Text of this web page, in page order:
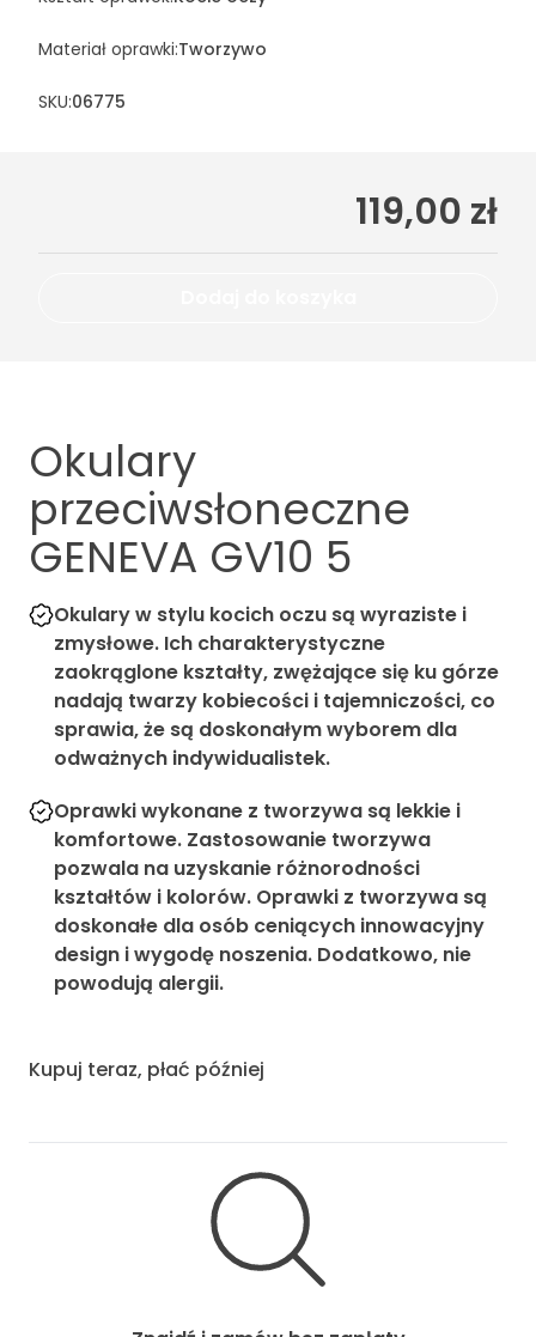
Materiał oprawki:Tworzywo
SKU:06775
119,00 zł
Okulary
przeciwsłoneczne
GENEVA GV10 5
Okulary w stylu kocich oczu są wyraziste i
zmysłowe. Ich charakterystyczne
zaokrąglone kształty, zwężające się ku górze
nadają twarzy kobiecości i tajemniczości, co
sprawia, że są doskonałym wyborem dla
odważnych indywidualistek.
Oprawki wykonane z tworzywa są lekkie i
komfortowe. Zastosowanie tworzywa
pozwala na uzyskanie różnorodności
kształtów i kolorów. Oprawki z tworzywa są
doskonałe dla osób ceniących innowacyjny
design i wygodę noszenia. Dodatkowo, nie
powodują alergii.
Kupuj teraz, płać później